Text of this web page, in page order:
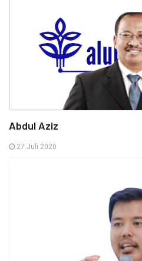
Abdul Aziz
27 Juli 2020